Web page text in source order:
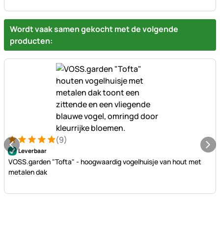
Wordt vaak samen gekocht met de volgende
producten:
Beoordeling: 5 van 5 (9 beoordelingen)
9 Bewertungen
(9)
Leverbaar
VOSS.garden "Tofta" - hoogwaardig vogelhuisje van hout met
metalen dak